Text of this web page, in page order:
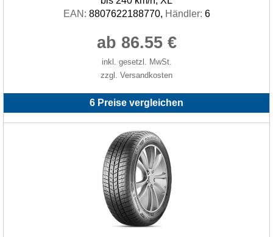
EAN: 8807622188770, Händler: 6
ab 86.55 €
inkl. gesetzl. MwSt.
zzgl. Versandkosten
6 Preise vergleichen